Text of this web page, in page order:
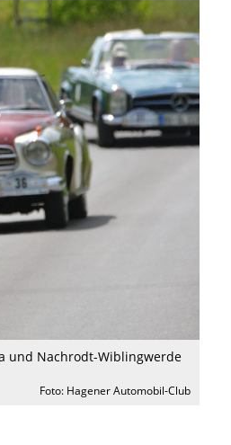
und Nachrodt-Wiblingwerde
Foto: Hagener Automobil-Club